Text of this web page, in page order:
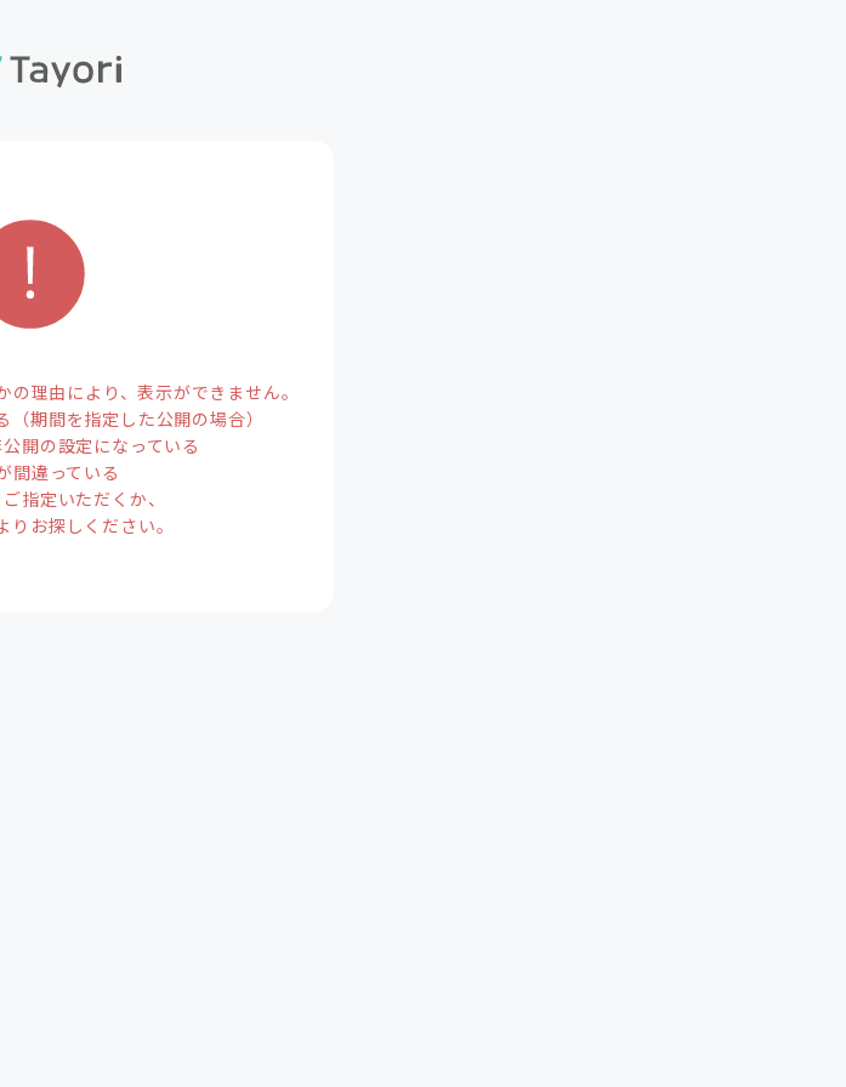
理由により、表示ができません。
（期間を指定した公開の場合）
開の設定になっている
間違っている
指定いただくか、
りお探しください。